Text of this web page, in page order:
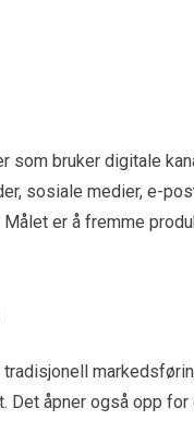
bruker digitale
sosiale medier, e-
er å fremme
åpner også opp